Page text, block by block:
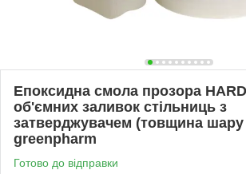
Епоксидна смола прозора
об'ємних заливок стільниць з
затверджувачем (товщина шару
greenpharm
Готово до відправки